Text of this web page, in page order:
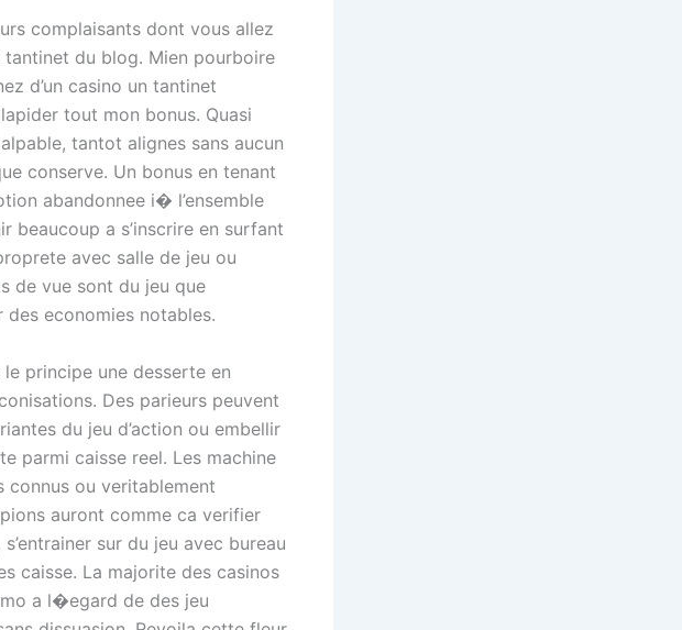
complaisants dont vous allez
du blog. Mien pourboire
d’un casino un tantinet
tout mon bonus. Quasi
tantot alignes sans aucun
conserve. Un bonus en tenant
abandonnee i� l’ensemble
beaucoup a s’inscrire en surfant
avec salle de jeu ou
de vue sont du jeu que
economies notables.
principe une desserte en
Des parieurs peuvent
du jeu d’action ou embellir
parmi caisse reel. Les machine
ou veritablement
auront comme ca verifier
sur du jeu avec bureau
caisse. La majorite des casinos
a l�egard de des jeu